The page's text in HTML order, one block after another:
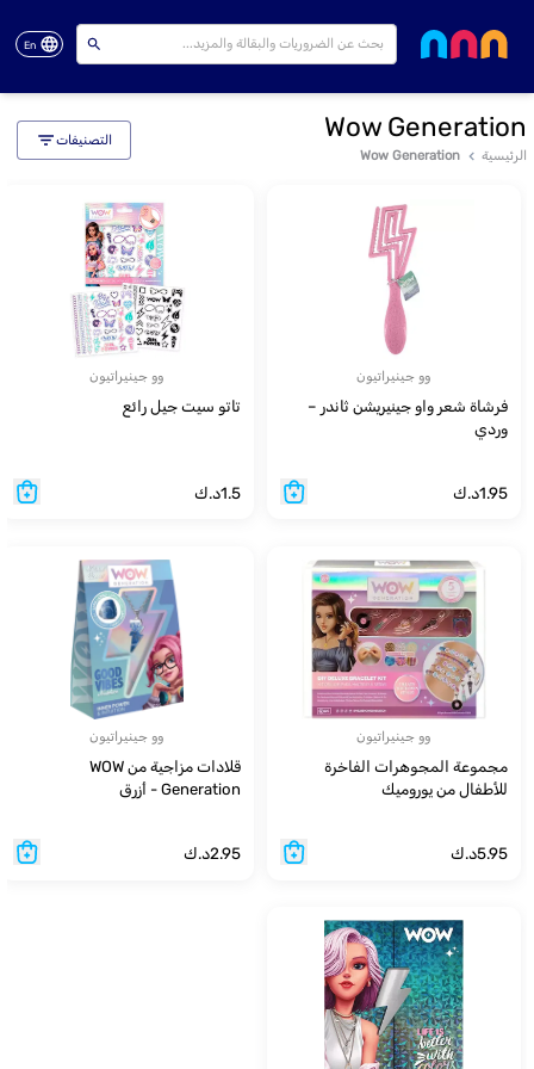
En
Wow Generation
الرئيسية Wow Generation
وو جينيراتيون
فرشاة شعر واو جينيريشن ثاندر –
وردي
1.95د.ك
وو جينيراتيون
تاتو سيت جيل رائع
1.5د.ك
وو جينيراتيون
مجموعة المجوهرات الفاخرة
للأطفال من يوروميك
5.95د.ك
وو جينيراتيون
قلادات مزاجية من WOW
Generation - أزرق
2.95د.ك
التصنيفات